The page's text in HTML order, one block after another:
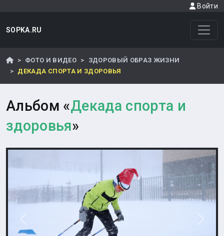
Войти
SOPKA.RU
ФОТО И ВИДЕО
ЗДОРОВЫЙ ОБРАЗ ЖИЗНИ
ДЕКАДА СПОРТА И ЗДОРОВЬЯ
Альбом «Декада спорта и
здоровья»